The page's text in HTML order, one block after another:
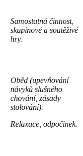
Samostatná činnost,
skupinové a soutěživé
hry.
Oběd (upevňování
návyků slušného
chování, zásady
stolování).
Relaxace, odpočinek.